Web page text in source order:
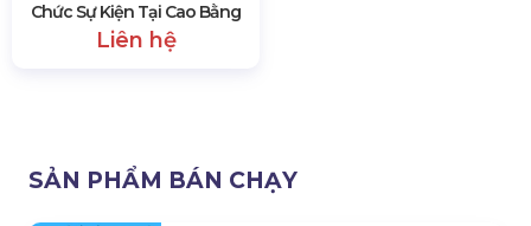
Chức Sự Kiện Tại Cao Bằng
Liên hệ
SẢN PHẨM BÁN CHẠY